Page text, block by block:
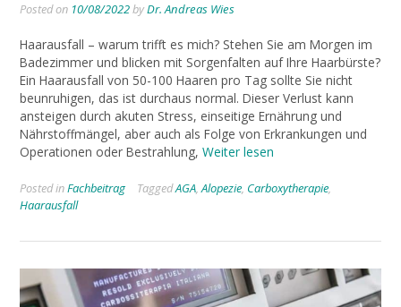
Posted on 10/08/2022byDr. Andreas Wies
Haarausfall – warum trifft es mich? Stehen Sie am Morgen im
Badezimmer und blicken mit Sorgenfalten auf Ihre Haarbürste?
Ein Haarausfall von 50-100 Haaren pro Tag sollte Sie nicht
beunruhigen, das ist durchaus normal. Dieser Verlust kann
ansteigen durch akuten Stress, einseitige Ernährung und
Nährstoffmängel, aber auch als Folge von Erkrankungen und
Operationen oder Bestrahlung, Weiter lesen
Posted inFachbeitrag TaggedAGA,Alopezie, Carboxytherapie,
Haarausfall